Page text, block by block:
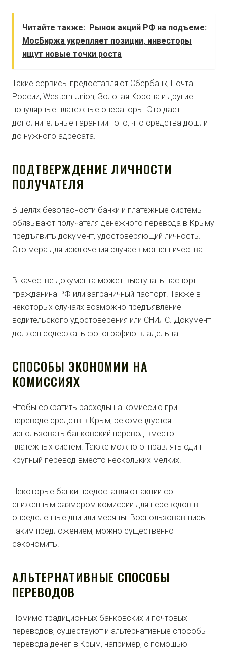
Читайте также: Рынок акций РФ на подъеме:
МосБиржа укрепляет позиции, инвесторы
ищут новые точки роста
Такие сервисы предоставляют Сбербанк, Почта
России, Western Union, Золотая Корона и другие
популярные платежные операторы. Это дает
дополнительные гарантии того, что средства дошли
до нужного адресата.
ПОДТВЕРЖДЕНИЕ ЛИЧНОСТИ
ПОЛУЧАТЕЛЯ
В целях безопасности банки и платежные системы
обязывают получателя денежного перевода в Крыму
предъявить документ, удостоверяющий личность.
Это мера для исключения случаев мошенничества.
В качестве документа может выступать паспорт
гражданина РФ или заграничный паспорт. Также в
некоторых случаях возможно предъявление
водительского удостоверения или СНИЛС. Документ
должен содержать фотографию владельца.
СПОСОБЫ ЭКОНОМИИ НА
КОМИССИЯХ
Чтобы сократить расходы на комиссию при
переводе средств в Крым, рекомендуется
использовать банковский перевод вместо
платежных систем. Также можно отправлять один
крупный перевод вместо нескольких мелких.
Некоторые банки предоставляют акции со
сниженным размером комиссии для переводов в
определенные дни или месяцы. Воспользовавшись
таким предложением, можно существенно
сэкономить.
АЛЬТЕРНАТИВНЫЕ СПОСОБЫ
ПЕРЕВОДОВ
Помимо традиционных банковских и почтовых
переводов, существуют и альтернативные способы
перевода денег в Крым, например, с помощью